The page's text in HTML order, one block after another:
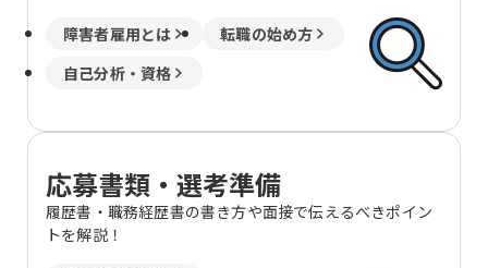
障害者雇用とは
転職の始め方
自己分析・資格
応募書類・選考準備
履歴書・職務経歴書の書き方や面接で伝えるべきポイン
トを解説！